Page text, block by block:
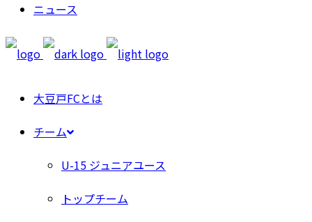
ニュース
大豆戸FCとは
チーム
U-15 ジュニアユース
トップチーム